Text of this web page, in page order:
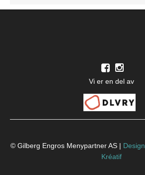
Vi er en del av
© Gilberg Engros Menypartner AS | Design
Kréatif